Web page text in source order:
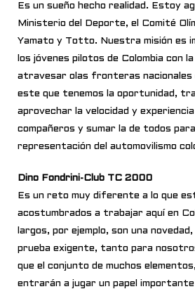
Es un sueño hecho realidad. Estoy
Ministerio del Deporte, el Comité
Yamato y Totto. Nuestra misión es
los jóvenes pilotos de Colombia con
atravesar olas fronteras nacionales
este que tenemos la oportunidad,
aprovechar la velocidad y
compañeros y sumar la de todos
representación del automovilismo
Dino Fondrini-Club TC 2000
Es un reto muy diferente a lo que
acostumbrados a trabajar aquí en
largos, por ejemplo, son una
prueba exigente, tanto para
que el conjunto de muchos
entrarán a jugar un papel